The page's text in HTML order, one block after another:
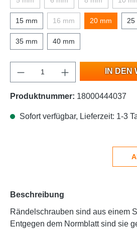
15 mm 16 mm 20 mm 25
35 mm 40 mm
IN DEN
Produktnummer: 18000444037
Sofort verfügbar, Lieferzeit: 1-3
Beschreibung
Rändelschrauben sind aus einem
Entgegen dem Normblatt sind sie